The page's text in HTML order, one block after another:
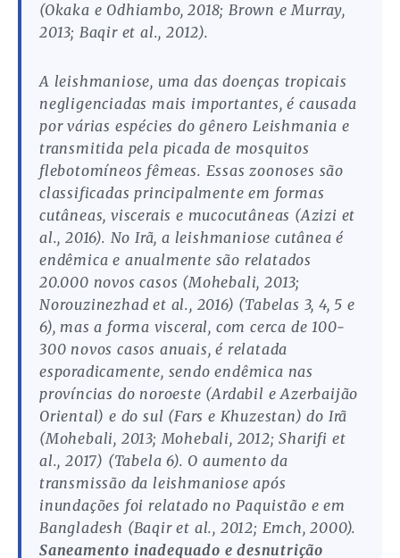
(Okaka e Odhiambo, 2018; Brown e Murray,
2013; Baqir et al., 2012).
A leishmaniose, uma das doenças tropicais
negligenciadas mais importantes, é causada
por várias espécies do gênero Leishmania e
transmitida pela picada de mosquitos
flebotomíneos fêmeas. Essas zoonoses são
classificadas principalmente em formas
cutâneas, viscerais e mucocutâneas (Azizi et
al., 2016). No Irã, a leishmaniose cutânea é
endêmica e anualmente são relatados
20.000 novos casos (Mohebali, 2013;
Norouzinezhad et al., 2016) (Tabelas 3, 4, 5 e
6), mas a forma visceral, com cerca de 100-
300 novos casos anuais, é relatada
esporadicamente, sendo endêmica nas
províncias do noroeste (Ardabil e Azerbaijão
Oriental) e do sul (Fars e Khuzestan) do Irã
(Mohebali, 2013; Mohebali, 2012; Sharifi et
al., 2017) (Tabela 6). O aumento da
transmissão da leishmaniose após
inundações foi relatado no Paquistão e em
Bangladesh (Baqir et al., 2012; Emch, 2000).
Saneamento inadequado e desnutrição